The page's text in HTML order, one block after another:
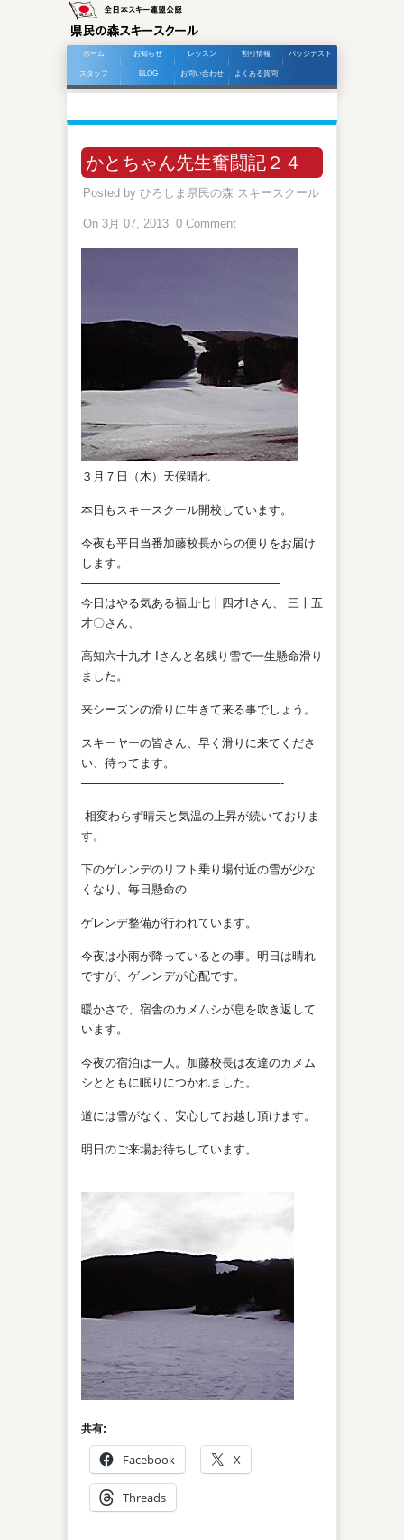
ホーム お知らせ レッスン 割引情報 バッジテスト
スタッフ BLOG お問い合わせ よくある質問
かとちゃん先生奮闘記２４
Posted by ひろしま県民の森 スキースクール
On 3月 07, 2013 0 Comment
３月７日（木）天候晴れ
本日もスキースクール開校しています。
今夜も平日当番加藤校長からの便りをお届け
します。
—————————————————
今日はやる気ある福山七十四才Iさん、 三十五
才〇さん、
高知六十九才 Iさんと名残り雪で一生懸命滑り
ました。
来シーズンの滑りに生きて来る事でしょう。
スキーヤーの皆さん、早く滑りに来てくださ
い、待ってます。
—————————————————-
相変わらず晴天と気温の上昇が続いておりま
す。
下のゲレンデのリフト乗り場付近の雪が少な
くなり、毎日懸命の
ゲレンデ整備が行われています。
今夜は小雨が降っているとの事。明日は晴れ
ですが、ゲレンデが心配です。
暖かさで、宿舎のカメムシが息を吹き返して
います。
今夜の宿泊は一人。加藤校長は友達のカメム
シとともに眠りにつかれました。
道には雪がなく、安心してお越し頂けます。
明日のご来場お待ちしています。
共有:
Facebook X
Threads